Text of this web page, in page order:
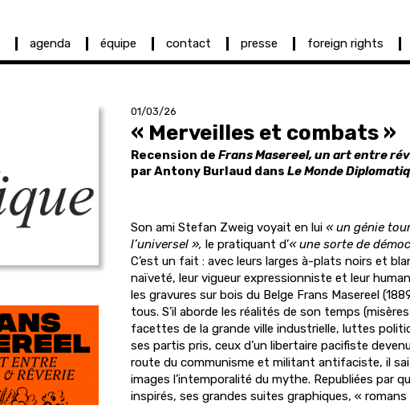
agenda équipe contact presse foreign rights
01/03/26
« Merveilles et combats »
Recension de Frans Masereel, un art entre
par Antony Burlaud dans Le Monde
Son ami Stefan Zweig voyait en lui « un génie
l’universel », le pratiquant d’« une sorte de
C’est un fait : avec leurs larges à-plats noirs et
naïveté, leur vigueur expressionniste et leur
les gravures sur bois du Belge Frans Masereel
tous. S’il aborde les réalités de son temps
facettes de la grande ville industrielle, luttes
ses partis pris, ceux d’un libertaire pacifiste
route du communisme et militant antifaciste, il
images l’intemporalité du mythe. Republiées par
inspirés, ses grandes suites graphiques, « romans